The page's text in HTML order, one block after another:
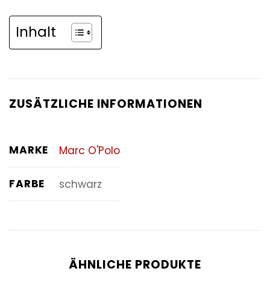
Inhalt
ZUSÄTZLICHE INFORMATIONEN
MARKE Marc O'Polo
FARBE schwarz
ÄHNLICHE PRODUKTE